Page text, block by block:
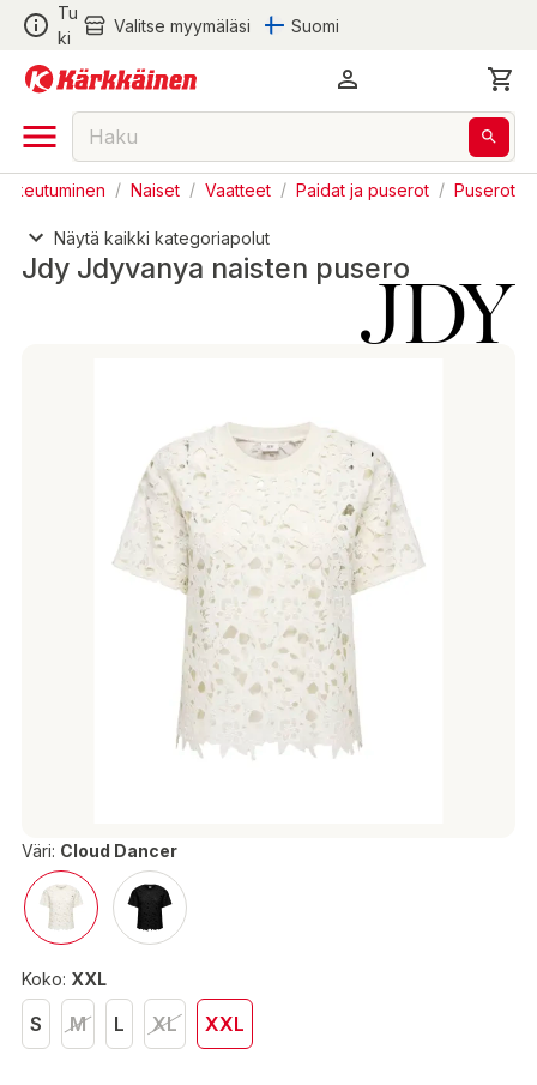
Tu
ki
Valitse myymäläsi Suomi
/ Naiset / Vaatteet / Paidat ja puserot / Puserot
Näytä kaikki kategoriapolut
Jdy Jdyvanya naisten pusero
Väri: Cloud Dancer
Koko: XXL
S M L XL XXL